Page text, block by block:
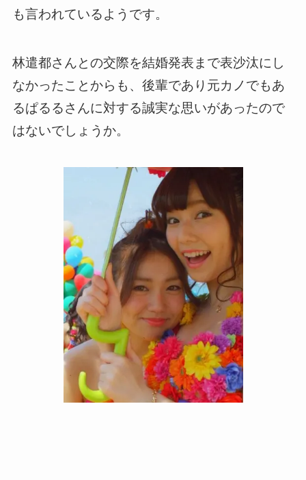
も言われているようです。
林遣都さんとの交際を結婚発表まで表沙汰にし
なかったことからも、後輩であり元カノでもあ
るぱるるさんに対する誠実な思いがあったので
はないでしょうか。